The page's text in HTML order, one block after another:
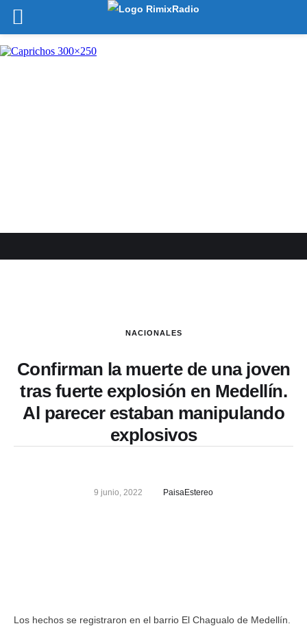
NACIONALES
Confirman la muerte de una joven
tras fuerte explosión en Medellín.
Al parecer estaban manipulando
explosivos
9 junio, 2022 PaisaEstereo
Los hechos se registraron en el barrio El Chagualo de Medellín.